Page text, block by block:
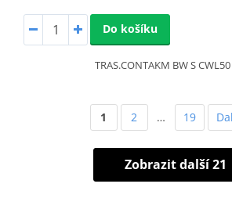
Do košíku
TRAS.CONTAKM BW S
1 2 … 19
Zobrazit další 21